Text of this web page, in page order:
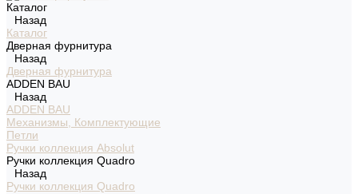
Каталог
Назад
Каталог
Дверная фурнитура
Назад
Дверная фурнитура
ADDEN BAU
Назад
ADDEN BAU
Механизмы, Комплектующие
Петли
Ручки коллекция Absolut
Ручки коллекция Quadro
Назад
Ручки коллекция Quadro